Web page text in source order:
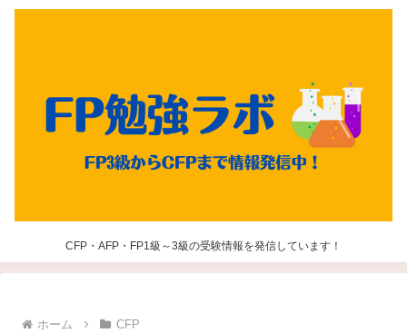
CFP・AFP・FP1級～3級の受験情報を発信しています！
ホーム CFP